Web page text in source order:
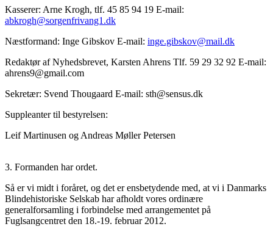
Kasserer: Arne Krogh, tlf. 45 85 94 19 E-mail:
abkrogh@sorgenfrivang1.dk
Næstformand: Inge Gibskov E-mail: inge.gibskov@mail.dk
Redaktør af Nyhedsbrevet, Karsten Ahrens Tlf. 59 29 32 92 E-mail:
ahrens9@gmail.com
Sekretær: Svend Thougaard E-mail: sth@sensus.dk
Suppleanter til bestyrelsen:
Leif Martinusen og Andreas Møller Petersen
3. Formanden har ordet.
Så er vi midt i foråret, og det er ensbetydende med, at vi i Danmarks
Blindehistoriske Selskab har afholdt vores ordinære
generalforsamling i forbindelse med arrangementet på
Fuglsangcentret den 18.-19. februar 2012.